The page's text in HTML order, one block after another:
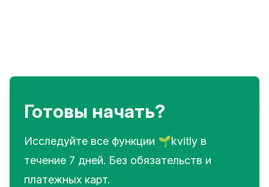
Готовы начать?
Исследуйте все функции 🌱kvitly в
течение 7 дней. Без обязательств и
платежных карт.